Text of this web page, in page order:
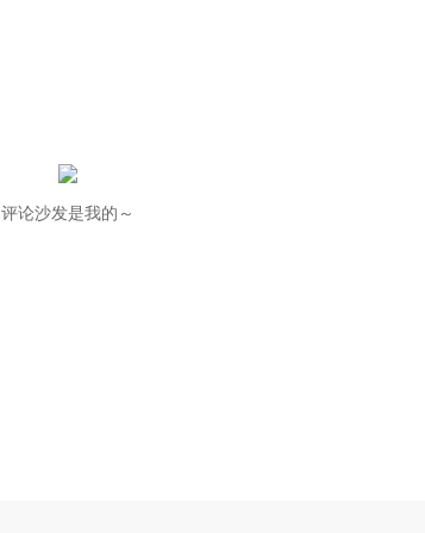
评论沙发是我的～